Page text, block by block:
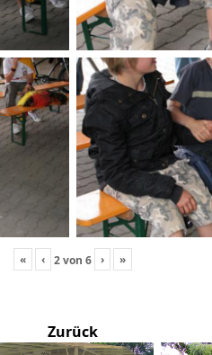
« ‹ 2von 6 › »
Zurück